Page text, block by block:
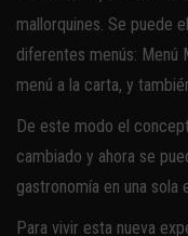
mallorquines. Se puede
diferentes menús: Menú
menú a la carta, y
De este modo el
cambiado y ahora se
gastronomía en una sola
Para vivir esta nueva